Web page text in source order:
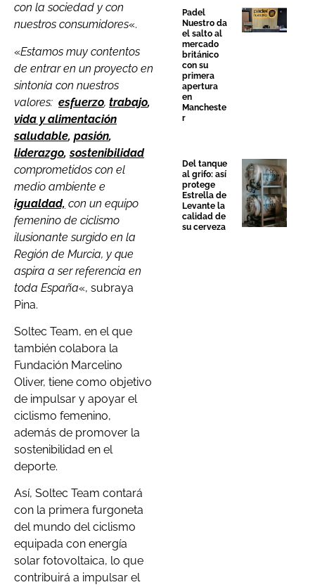
con la sociedad y con
nuestros consumidores«.
«Estamos muy contentos
de entrar en un proyecto en
sintonía con nuestros
valores: esfuerzo, trabajo,
vida y alimentación
saludable, pasión,
liderazgo,sostenibilidad
comprometidos con el
medio ambiente e
igualdad, con un equipo
femenino de ciclismo
ilusionante surgido en la
Región de Murcia, y que
aspira a ser referencia en
toda España«, subraya
Pina.
Soltec Team, en el que
también colabora la
Fundación Marcelino
Oliver, tiene como objetivo
de impulsar y apoyar el
ciclismo femenino,
además de promover la
sostenibilidad en el
deporte.
Así, Soltec Team contará
con la primera furgoneta
del mundo del ciclismo
equipada con energía
solar fotovoltaica, lo que
contribuirá a impulsar el
Padel
Nuestro da
el salto al
mercado
británico
con su
primera
apertura
en
Mancheste
r
Del tanque
al grifo: así
protege
Estrella de
Levante la
calidad de
su cerveza